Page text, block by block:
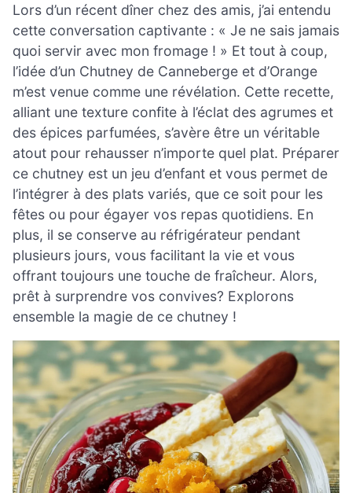
Lors d’un récent dîner chez des amis, j’ai entendu
cette conversation captivante : « Je ne sais jamais
quoi servir avec mon fromage ! » Et tout à coup,
l’idée d’un Chutney de Canneberge et d’Orange
m’est venue comme une révélation. Cette recette,
alliant une texture confite à l’éclat des agrumes et
des épices parfumées, s’avère être un véritable
atout pour rehausser n’importe quel plat. Préparer
ce chutney est un jeu d’enfant et vous permet de
l’intégrer à des plats variés, que ce soit pour les
fêtes ou pour égayer vos repas quotidiens. En
plus, il se conserve au réfrigérateur pendant
plusieurs jours, vous facilitant la vie et vous
offrant toujours une touche de fraîcheur. Alors,
prêt à surprendre vos convives? Explorons
ensemble la magie de ce chutney !